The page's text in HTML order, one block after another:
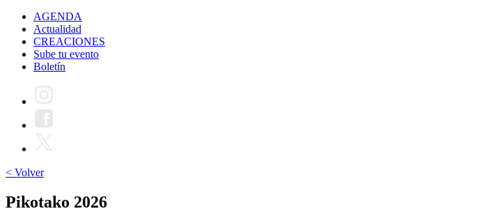
AGENDA
Actualidad
CREACIONES
Sube tu evento
Boletín
< Volver
Pikotako 2026